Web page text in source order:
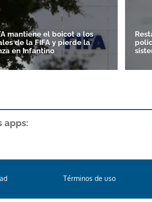
mantiene el boicot a los
de la FIFA y pierde la
en Infantino
apps:
Términos de uso